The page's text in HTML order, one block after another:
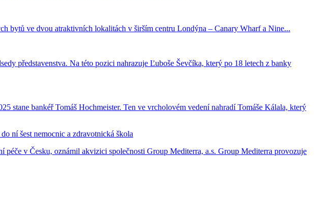
bytů ve dvou atraktivních lokalitách v širším centru Londýna – Canary Wharf a Nine...
představenstva. Na této pozici nahrazuje Ľuboše Ševčíka, který po 18 letech z banky
stane bankéř Tomáš Hochmeister. Ten ve vrcholovém vedení nahradí Tomáše Kálala, který
ní šest nemocnic a zdravotnická škola
v Česku, oznámil akvizici společnosti Group Mediterra, a.s. Group Mediterra provozuje